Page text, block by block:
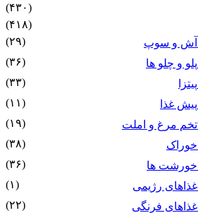
(۴۳۰)
(۴۱۸)
آش و سوپ
(۲۹)
پلو و چلو ها
(۳۶)
پیتزا
(۳۳)
پیش غذا
(۱۱)
تخم مرغ و املت
(۱۹)
خوراک
(۳۸)
خورشت ها
(۳۶)
غذاهای رژیمی
(۱)
غذاهای فرنگی
(۲۲)